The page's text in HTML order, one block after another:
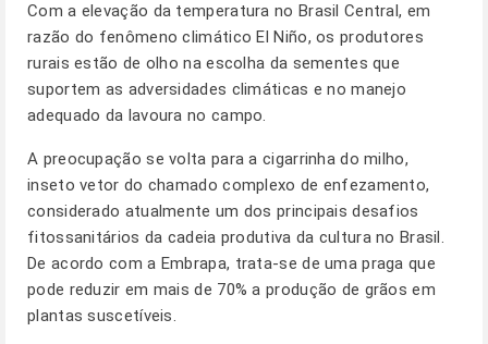
Com a elevação da temperatura no Brasil Central, em
razão do fenômeno climático El Niño, os produtores
rurais estão de olho na escolha da sementes que
suportem as adversidades climáticas e no manejo
adequado da lavoura no campo.
A preocupação se volta para a cigarrinha do milho,
inseto vetor do chamado complexo de enfezamento,
considerado atualmente um dos principais desafios
fitossanitários da cadeia produtiva da cultura no Brasil.
De acordo com a Embrapa, trata-se de uma praga que
pode reduzir em mais de 70% a produção de grãos em
plantas suscetíveis.